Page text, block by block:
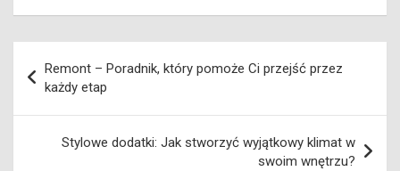
wpisu
Remont – Poradnik, który pomoże Ci przejść przez
każdy etap
Stylowe dodatki: Jak stworzyć wyjątkowy klimat w
swoim wnętrzu?